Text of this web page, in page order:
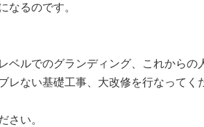
なるのです。
ベルでのグランディング、これから
レない基礎工事、大改修を行なってく
さい。